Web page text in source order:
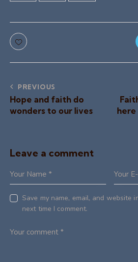
PREVIOUS
Hope and faith do
wonders to our lives
Leave a comment
Save my name, email, and website
next time I comment.